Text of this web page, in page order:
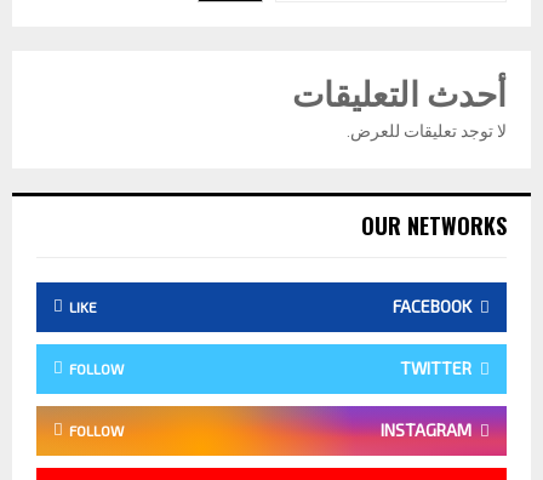
أحدث التعليقات
لا توجد تعليقات للعرض.
OUR NETWORKS
FACEBOOK
LIKE
TWITTER
FOLLOW
INSTAGRAM
FOLLOW